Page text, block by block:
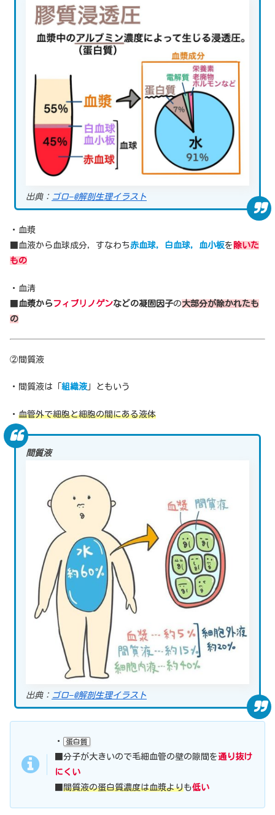
出典： ゴロ−@解剖生理イラスト
・血漿
■血液から血球成分，すなわち赤血球，白血球，血小板を 除いた
もの
・血清
血漿からフィブリノゲンなどの凝固因子の大部分が除かれたも
の
②間質液
・間質液は「 組織液 」ともいう
・ 血管外で細胞と細胞の間にある液体
間質液
出典： ゴロ−@解剖生理イラスト
・ 蛋白質
■分子が大きいので毛細血管の壁の隙間を通り抜け
にくい
間質液の蛋白質濃度は血漿よりも低い